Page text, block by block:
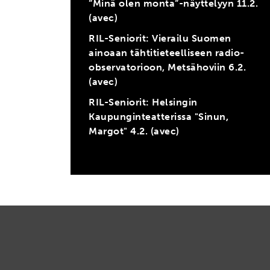
”Minä olen monta”-näyttelyyn 11.2.
(avec)
RIL-Seniorit: Vierailu Suomen
ainoaan tähtitieteelliseen radio-
observatorioon, Metsähoviin 6.2.
(avec)
RIL-Seniorit: Helsingin
Kaupunginteatterissa "Sinun,
Margot" 4.2. (avec)